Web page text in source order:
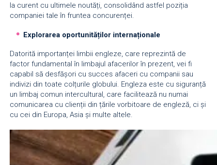
la curent cu ultimele noutăți, consolidând astfel poziția
companiei tale în fruntea concurenței.
Explorarea oportunităților internaționale
Datorită importanței limbii engleze, care reprezintă de
factor fundamental în limbajul afacerilor în prezent, vei fi
capabil să desfășori cu succes afaceri cu companii sau
indivizi din toate colțurile globului. Engleza este cu siguranță
un limbaj comun intercultural, care facilitează nu numai
comunicarea cu clienții din țările vorbitoare de engleză, ci și
cu cei din Europa, Asia și multe altele.